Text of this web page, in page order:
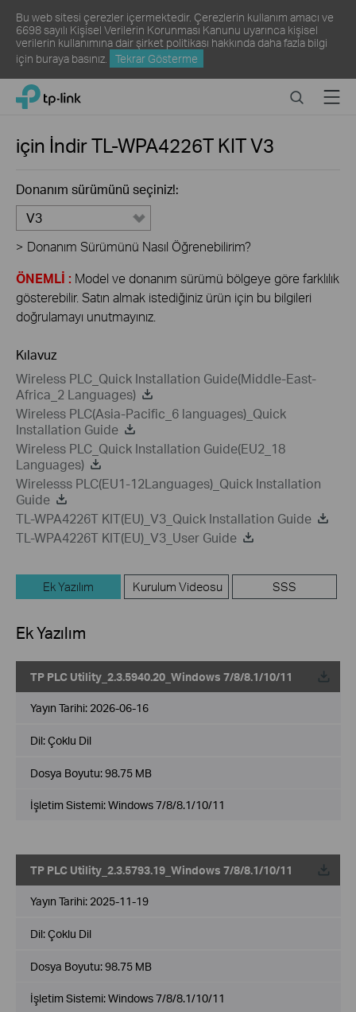
Bu web sitesi çerezler içermektedir. Çerezlerin kullanım amacı ve
6698 sayılı Kişisel Verilerin Korunması Kanunu uyarınca kişisel
verilerin kullanımına dair şirket politikası hakkında daha fazla bilgi
için buraya basınız. Tekrar Gösterme
Click
navigation
TP-Link, Reliably Smart SearchMenu
için İndirTL-WPA4226T KITV3
Donanım sürümünü seçiniz!:
V3
> Donanım Sürümünü Nasıl Öğrenebilirim?
ÖNEMLİ : Model ve donanım sürümü bölgeye göre farklılık
gösterebilir. Satın almak istediğiniz ürün için bu bilgileri
doğrulamayı unutmayınız.
Kılavuz
Wireless PLC_Quick Installation Guide(Middle-East-
Africa_2 Languages)
Wireless PLC(Asia-Pacific_6 languages)_Quick
Installation Guide
Wireless PLC_Quick Installation Guide(EU2_18
Languages)
Wirelesss PLC(EU1-12Languages)_Quick Installation
Guide
TL-WPA4226T KIT(EU)_V3_Quick Installation Guide
TL-WPA4226T KIT(EU)_V3_User Guide
Ek Yazılım Kurulum Videosu SSS
Ek Yazılım
TP PLC Utility_2.3.5940.20_Windows 7/8/8.1/10/11
Yayın Tarihi: 2026-06-16
Dil:Çoklu Dil
Dosya Boyutu:98.75 MB
İşletim Sistemi: Windows 7/8/8.1/10/11
TP PLC Utility_2.3.5793.19_Windows 7/8/8.1/10/11
Yayın Tarihi: 2025-11-19
Dil:Çoklu Dil
Dosya Boyutu:98.75 MB
İşletim Sistemi: Windows 7/8/8.1/10/11